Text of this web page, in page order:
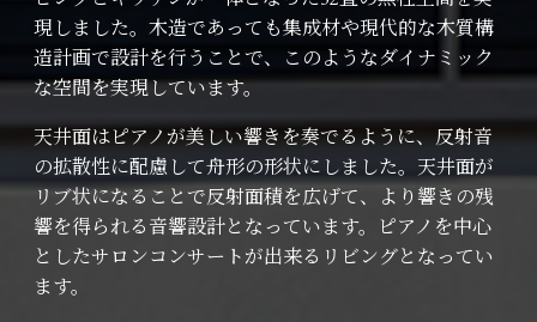
現しました。木造であっても集成材や現代的な木質構
造計画で設計を行うことで、このようなダイナミック
な空間を実現しています。
天井面はピアノが美しい響きを奏でるように、反射音
の拡散性に配慮して舟形の形状にしました。天井面が
リブ状になることで反射面積を広げて、より響きの残
響を得られる音響設計となっています。ピアノを中心
としたサロンコンサートが出来るリビングとなってい
ます。